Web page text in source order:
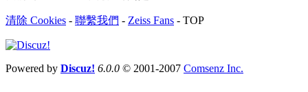
清除 Cookies - 聯繫我們 - Zeiss Fans - TOP
Powered by Discuz! 6.0.0 © 2001-2007 Comsenz Inc.